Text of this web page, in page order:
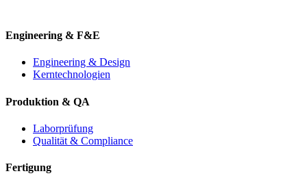
Engineering & F&E
Engineering & Design
Kerntechnologien
Produktion & QA
Laborprüfung
Qualität & Compliance
Fertigung